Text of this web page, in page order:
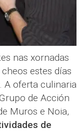
nas xornadas
estes días
A oferta culinaria
de Acción
Muros e Noia,
de